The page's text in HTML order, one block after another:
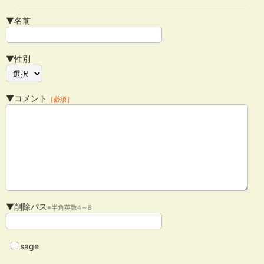
▼名前
▼性別
▼コメント ［必須］
▼削除パス※半角英数4～8
sage